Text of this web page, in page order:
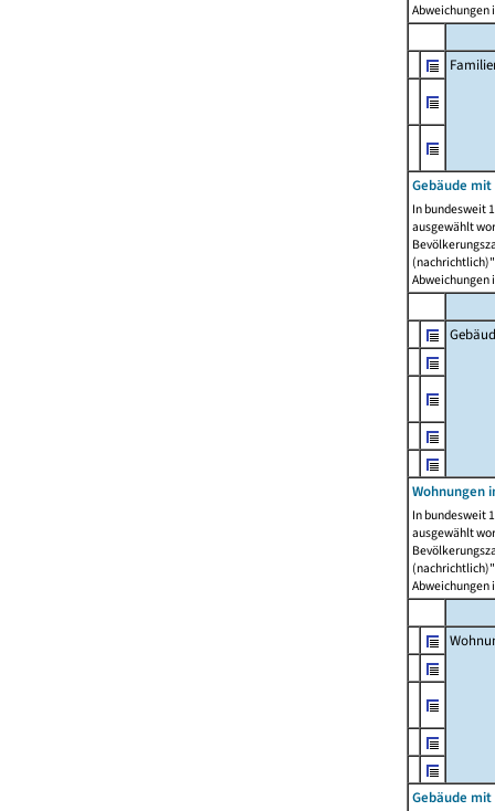
Abweichungen
Gebäude
In bundesweit
ausgewählt
Abweichungen
Wohnungen
In bundesweit
ausgewählt
Abweichungen
Gebäude